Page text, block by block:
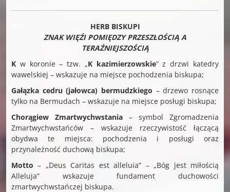
HERB BISKUPI
ZNAK WIĘŹI POMIĘDZY PRZESZŁOŚCIĄ A
TERAŹNIEJSZOŚCIĄ
K w koronie – tzw. „K kazimierzowskie” z drzwi katedry
wawelskiej – wskazuje na miejsce pochodzenia biskupa;
Gałązka cedru (jałowca) bermudzkiego – drzewo rosnące
tylko na Bermudach – wskazuje na miejsce posługi biskupa;
Chorągiew Zmartwychwstania – symbol Zgromadzenia
Zmartwychwstańców – wskazuje rzeczywistość łączącą
obydwa te miejsca: pochodzenia i posługi oraz
przynależność duchową biskupa;
Motto– „Deus Caritas est alleluia” – „Bóg jest miłością
Alleluja” wskazuje fundament duchowości
zmartwychwstańczej biskupa.